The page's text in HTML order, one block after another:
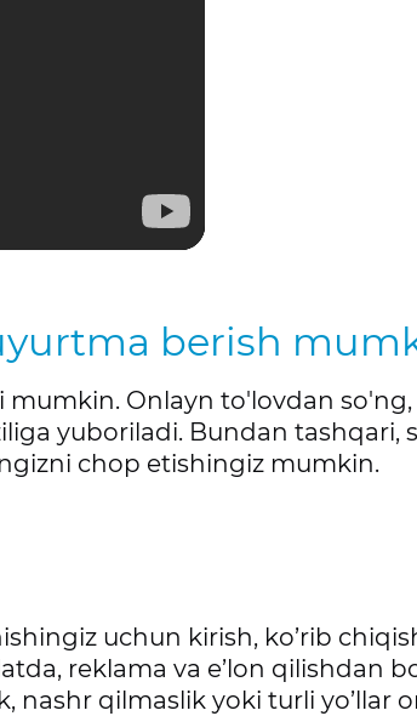
berish
Onlayn to'lovdan
yuboriladi. Bundan tashqari,
chop etishingiz mumkin.
uchun kirish, ko’rib
reklama va e’lon qilishdan
nashr qilmaslik yoki turli